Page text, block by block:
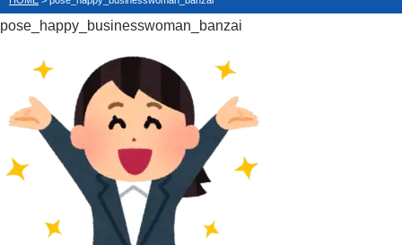
pose_happy_businesswoman_banzai